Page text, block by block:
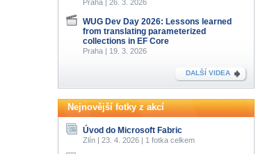
Praha | 26. 3. 2026
WUG Dev Day 2026: Lessons learned
from translating parameterized
collections in EF Core
Praha | 19. 3. 2026
DALŠÍ VIDEA
Nejnovější fotky z akcí
Úvod do Microsoft Fabric
Zlín | 23. 4. 2026 | 1 fotka celkem